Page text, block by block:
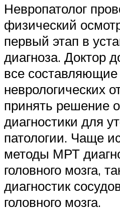
Невропатолог
физический
первый этап в
диагноза. Доктор
все
неврологических
принять решение
диагностики для
патологии. Чаще
методы МРТ
головного мозга,
диагностик
головного мозга.